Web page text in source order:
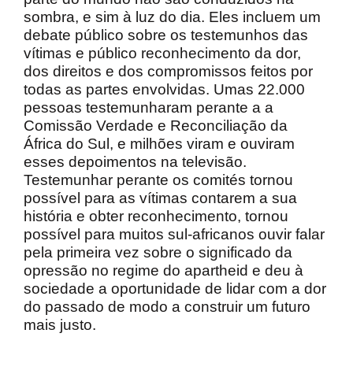
sombra, e sim à luz do dia. Eles incluem um
debate público sobre os testemunhos das
vítimas e público reconhecimento da dor,
dos direitos e dos compromissos feitos por
todas as partes envolvidas. Umas 22.000
pessoas testemunharam perante a a
Comissão Verdade e Reconciliação da
África do Sul, e milhões viram e ouviram
esses depoimentos na televisão.
Testemunhar perante os comités tornou
possível para as vítimas contarem a sua
história e obter reconhecimento, tornou
possível para muitos sul-africanos ouvir falar
pela primeira vez sobre o significado da
opressão no regime do apartheid e deu à
sociedade a oportunidade de lidar com a dor
do passado de modo a construir um futuro
mais justo.